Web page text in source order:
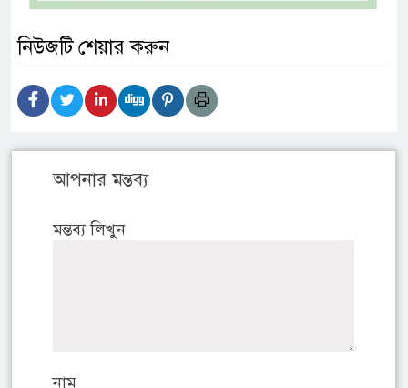
নিউজটি শেয়ার করুন
আপনার মন্তব্য
মন্তব্য লিখুন
নাম